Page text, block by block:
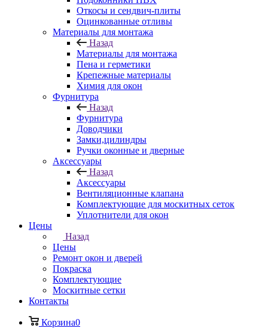
Откосы и сендвич-плиты
Оцинкованные отливы
Материалы для монтажа
Назад
Материалы для монтажа
Пена и герметики
Крепежные материалы
Химия для окон
Фурнитура
Назад
Фурнитура
Доводчики
Замки,цилиндры
Ручки оконные и дверные
Аксессуары
Назад
Аксессуары
Вентиляционные клапана
Комплектующие для москитных сеток
Уплотнители для окон
Цены
Назад
Цены
Ремонт окон и дверей
Покраска
Комплектующие
Москитные сетки
Контакты
Корзина0